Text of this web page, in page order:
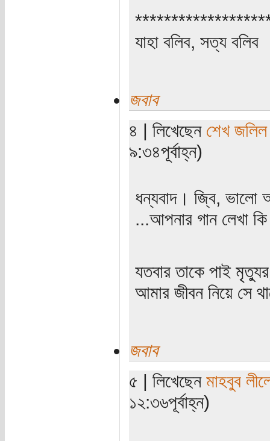
যাহা বলিব, সত্য বলিব
জবাব
৪ | লিখেছেন শেখ জলিল
৯:৩৪পূর্বাহ্ন)
ধন্যবাদ। জ্বি, ভালো
...আপনার গান লেখা
যতবার তাকে পাই
আমার জীবন নিয়ে সে
জবাব
৫ | লিখেছেন মাহবুব
১২:৩৬পূর্বাহ্ন)